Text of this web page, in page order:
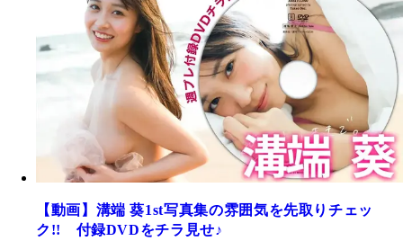
【動画】溝端 葵1st写真集の雰囲気を先取りチェッ
ク!! 付録DVDをチラ見せ♪